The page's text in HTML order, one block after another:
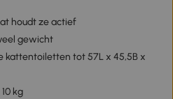
houdt ze actief
gewicht
kattentoiletten tot 57L x 45,5B x
kg